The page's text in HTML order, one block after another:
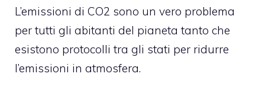
L’emissioni di CO2 sono un vero problema
per tutti gli abitanti del pianeta tanto che
esistono protocolli tra gli stati per ridurre
l’emissioni in atmosfera.